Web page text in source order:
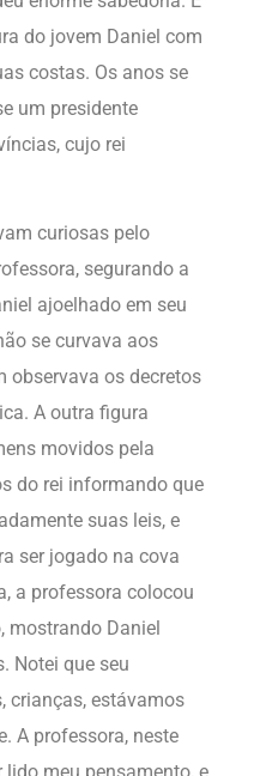
do jovem Daniel com
costas. Os anos se
um presidente
cujo rei
curiosas pelo
segurando a
ajoelhado em seu
se curvava aos
observava os decretos
A outra figura
movidos pela
do rei informando que
suas leis, e
ser jogado na cova
a professora colocou
mostrando Daniel
Notei que seu
crianças, estávamos
A professora, neste